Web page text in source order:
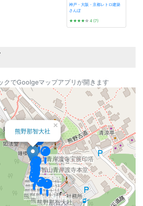
神戸・大阪・京都レトロ建築
さんぽ
★★★★☆ 4 (7)
クでGoolgeマップアプリが開きます
那智山青岸渡寺本堂
熊野那智大社
熊野那智大社
熊野那智大社
熊野那智大社
那智山青岸渡寺宝篋印塔
熊野那智大社
熊野那智大社
熊野那智大社
熊野那智大社
×